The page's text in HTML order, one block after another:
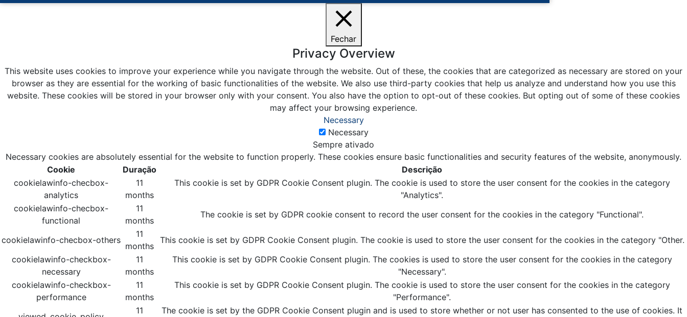
Fechar
Privacy Overview
This website uses cookies to improve your experience while you navigate through the website. Out of these, the cookies that are categorized as necessary are stored on your
browser as they are essential for the working of basic functionalities of the website. We also use third-party cookies that help us analyze and understand how you use this
website. These cookies will be stored in your browser only with your consent. You also have the option to opt-out of these cookies. But opting out of some of these cookies
may affect your browsing experience.
Necessary
Necessary
Sempre ativado
Necessary cookies are absolutely essential for the website to function properly. These cookies ensure basic functionalities and security features of the website, anonymously.
Cookie
Duração
Descrição
cookielawinfo-checbox-
analytics
11
months
This cookie is set by GDPR Cookie Consent plugin. The cookie is used to store the user consent for the cookies in the category
"Analytics".
cookielawinfo-checbox-
functional
11
months
The cookie is set by GDPR cookie consent to record the user consent for the cookies in the category "Functional".
cookielawinfo-checbox-others
11
months
This cookie is set by GDPR Cookie Consent plugin. The cookie is used to store the user consent for the cookies in the category "Other.
cookielawinfo-checkbox-
necessary
11
months
This cookie is set by GDPR Cookie Consent plugin. The cookies is used to store the user consent for the cookies in the category
"Necessary".
cookielawinfo-checkbox-
performance
11
months
This cookie is set by GDPR Cookie Consent plugin. The cookie is used to store the user consent for the cookies in the category
"Performance".
11 The cookie is set by the GDPR Cookie Consent plugin and is used to store whether or not user has consented to the use of cookies. It